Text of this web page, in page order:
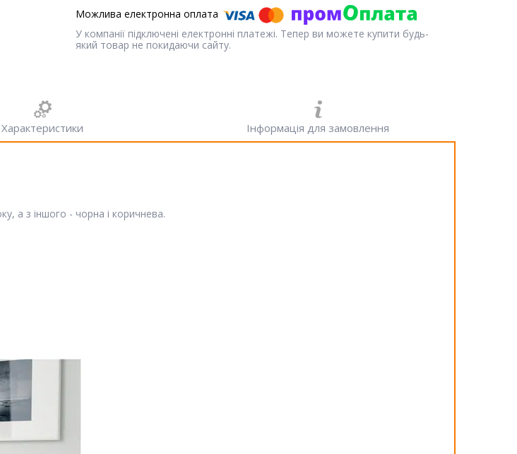
У компанії підключені електронні платежі. Тепер ви можете купити будь-
який товар не покидаючи сайту.
Характеристики Інформація для замовлення
а з іншого - чорна і коричнева.